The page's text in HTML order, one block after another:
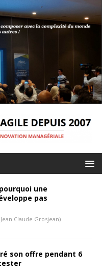
une
pas
Claude Grosjean)
son offre pendant 6